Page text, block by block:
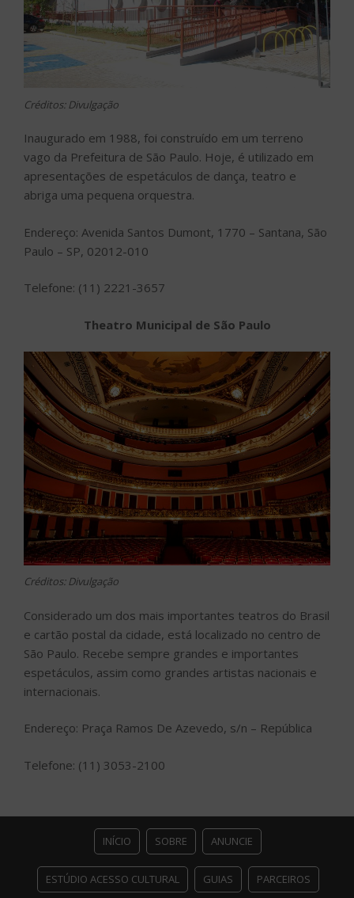
Créditos: Divulgação
Inaugurado em 1988, foi construído em um terreno
vago da Prefeitura de São Paulo. Hoje, é utilizado em
apresentações de espetáculos de dança, teatro e
abriga uma pequena orquestra.
Endereço: Avenida Santos Dumont, 1770 – Santana, São
Paulo – SP, 02012-010
Telefone: (11) 2221-3657
Theatro Municipal de São Paulo
Créditos: Divulgação
Considerado um dos mais importantes teatros do Brasil
e cartão postal da cidade, está localizado no centro de
São Paulo. Recebe sempre grandes e importantes
espetáculos, assim como grandes artistas nacionais e
internacionais.
Endereço: Praça Ramos De Azevedo, s/n – República
Telefone: (11) 3053-2100
INÍCIO SOBRE ANUNCIE
ESTÚDIO ACESSO CULTURAL GUIAS PARCEIROS